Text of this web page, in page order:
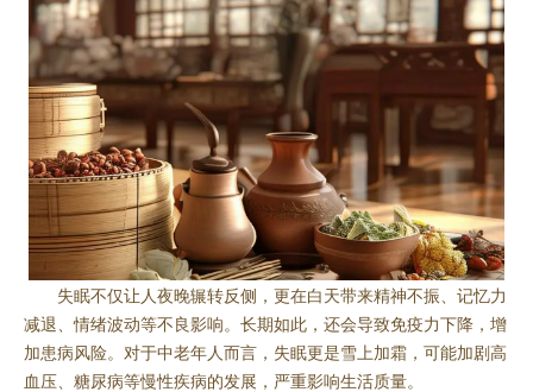
失眠不仅让人夜晚辗转反侧，更在白天带来精神不振、记忆力
减退、情绪波动等不良影响。长期如此，还会导致免疫力下降，增
加患病风险。对于中老年人而言，失眠更是雪上加霜，可能加剧高
血压、糖尿病等慢性疾病的发展，严重影响生活质量。